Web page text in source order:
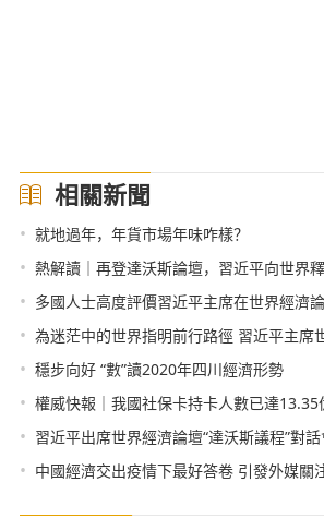
相關新聞
• 就地過年，年貨市場年味咋樣？
• 熱解讀｜再登達沃斯論壇，習近平向世界
• 多國人士高度評價習近平主席在世界經濟論壇“達沃斯
• 為迷茫中的世界指明前行路徑 習近平主席世界經濟論壇“達沃
• 穩步向好 “數”讀2020年四川經濟形勢
• 權威快報｜我國社保卡持卡人數已達13.35
• 習近平出席世界經濟論壇“達沃斯議程”對
• 中國經濟交出疫情下最好答卷 引發外媒關